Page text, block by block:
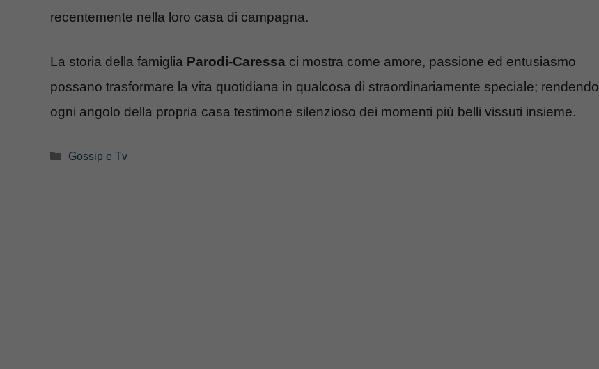
recentemente nella loro casa di campagna.
La storia della famiglia Parodi-Caressa ci mostra come amore, passione ed entusiasmo
possano trasformare la vita quotidiana in qualcosa di straordinariamente speciale; rendendo
ogni angolo della propria casa testimone silenzioso dei momenti più belli vissuti insieme.
Categorie
Gossip e Tv